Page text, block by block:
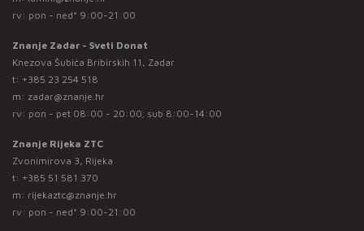
rv: pon - ned* 9:00-21:00
Znanje Zadar - Sveti Donat
Knezova Šubića Bribirskih 11, Zadar
t: +385 23 254 518
m: zadar@znanje.hr
rv: pon - pet 08:00 - 20:00; sub 8:00-14:00
Znanje Rijeka ZTC
Zvonimirova 3, Rijeka
t: +385 51 581 370
m: rijekaztc@znanje.hr
rv: pon - ned* 9:00-21:00